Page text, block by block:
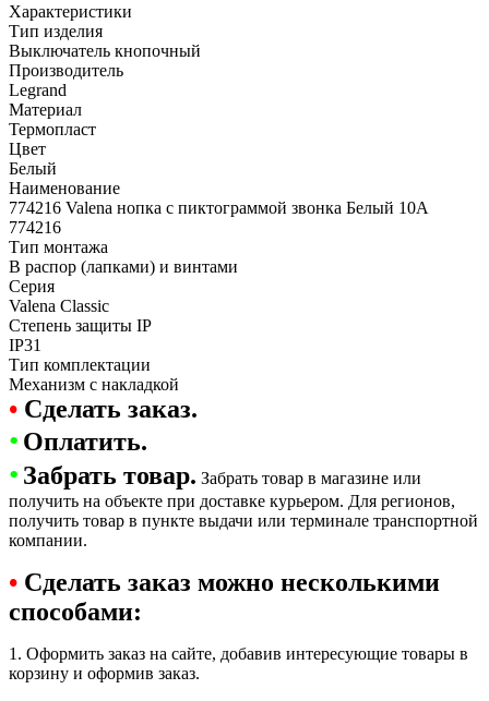
Характеристики
Тип изделия
Выключатель кнопочный
Производитель
Legrand
Материал
Термопласт
Цвет
Белый
Наименование
774216 Valena нопка с пиктограммой звонка Белый 10А
774216
Тип монтажа
В распор (лапками) и винтами
Серия
Valena Classic
Степень защиты IP
IP31
Тип комплектации
Механизм с накладкой
• Сделать заказ.
• Оплатить.
• Забрать товар. Забрать товар в магазине или
получить на объекте при доставке курьером. Для регионов,
получить товар в пункте выдачи или терминале транспортной
компании.
• Сделать заказ можно несколькими
способами:
1. Оформить заказ на сайте, добавив интересующие товары в
корзину и оформив заказ.